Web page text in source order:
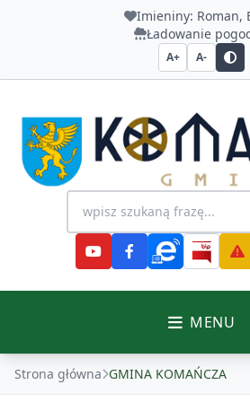
Imieniny: Roman,
Ładowanie
A+ A-
Urząd
Wyszukiwanie na stronie
MENU
Strona główna GMINA KOMAŃCZA